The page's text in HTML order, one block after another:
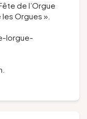
de l’Orgue
les Orgues ».
lorgue-